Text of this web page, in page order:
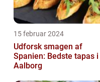
15 februar 2024
Udforsk smagen af
Spanien: Bedste tapas i
Aalborg